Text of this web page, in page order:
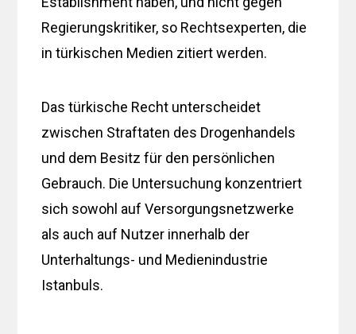
Regierungskritiker, so Rechtsexperten, die
in türkischen Medien zitiert werden.
Das türkische Recht unterscheidet
zwischen Straftaten des Drogenhandels
und dem Besitz für den persönlichen
Gebrauch. Die Untersuchung konzentriert
sich sowohl auf Versorgungsnetzwerke
als auch auf Nutzer innerhalb der
Unterhaltungs- und Medienindustrie
Istanbuls.